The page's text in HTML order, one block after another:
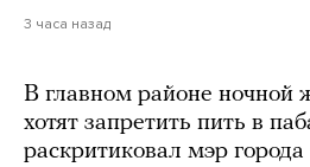
3 часа назад
В главном районе ночной
хотят запретить пить в
раскритиковал мэр